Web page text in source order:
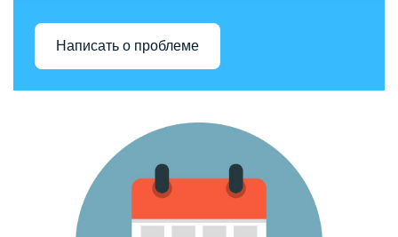
Написать о проблеме